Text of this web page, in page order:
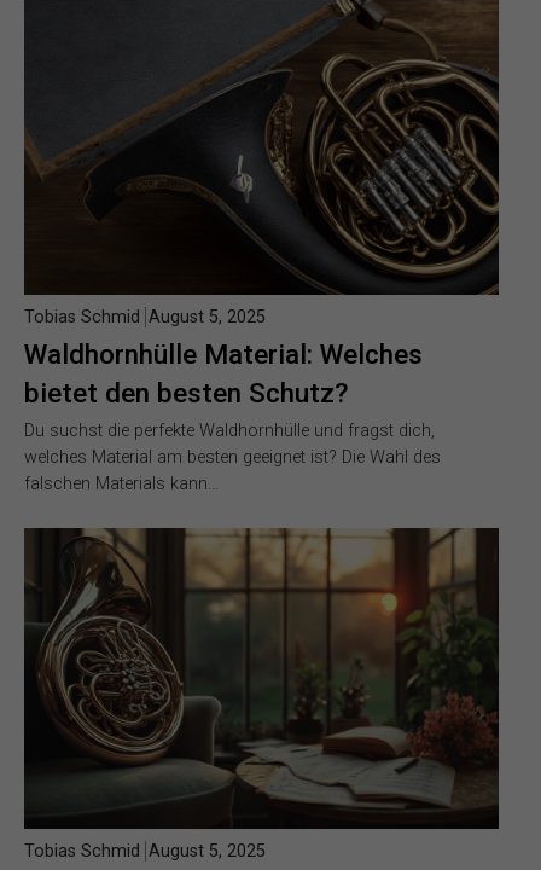
Waldhornhülle Material: Welches
bietet den besten Schutz?
Tobias Schmid August 5, 2025
Du suchst die perfekte Waldhornhülle und fragst dich,
welches Material am besten geeignet ist? Die Wahl des
falschen Materials kann…
Tobias Schmid August 5, 2025